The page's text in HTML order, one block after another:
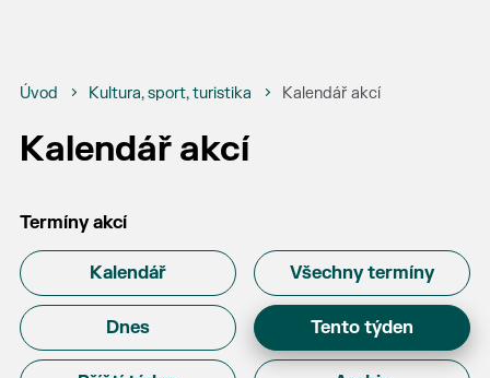
Úvod Kultura, sport, turistika Kalendář akcí
Kalendář akcí
Termíny akcí
Kalendář Všechny termíny
Dnes Tento týden